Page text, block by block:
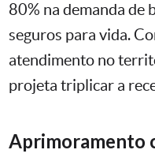
80% na demanda de
seguros para vida.
atendimento no
projeta triplicar a
Aprimoramento